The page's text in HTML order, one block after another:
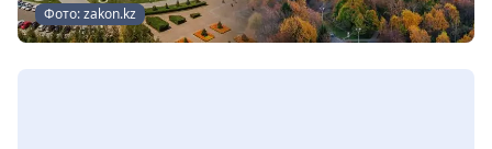
Фото: zakon.kz